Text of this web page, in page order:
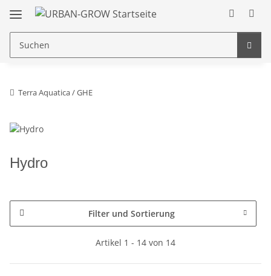
Terra Aquatica / GHE
Hydro
Filter und Sortierung
Artikel 1 - 14 von 14